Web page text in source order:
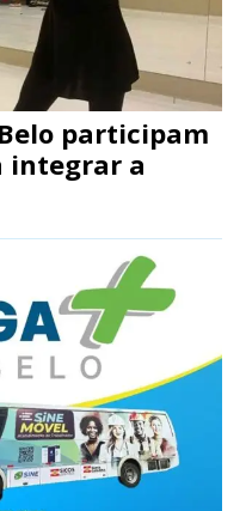
participam
integrar a